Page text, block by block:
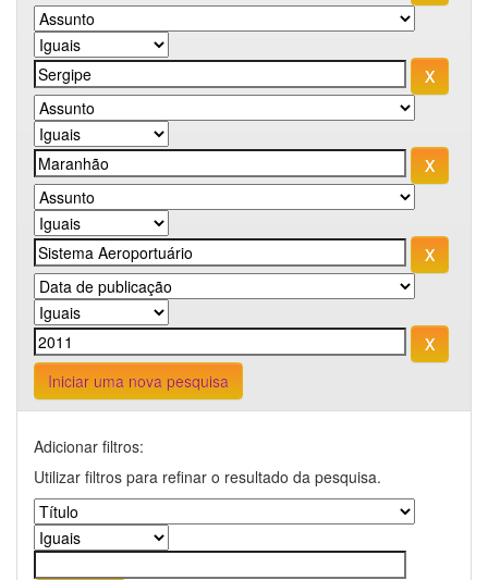
Iniciar uma nova pesquisa
Adicionar filtros:
Utilizar filtros para refinar o resultado da pesquisa.